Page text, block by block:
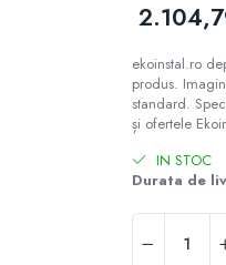
ekoinstal.ro
produs.
standard.
și ofertele
IN STOC
Durata de